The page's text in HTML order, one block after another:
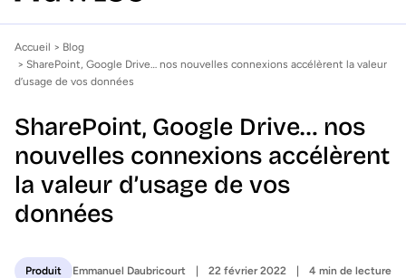
Accueil > Blog
> SharePoint, Google Drive… nos nouvelles connexions accélèrent la valeur
d’usage de vos données
SharePoint, Google Drive… nos
nouvelles connexions accélèrent
la valeur d’usage de vos
données
Produit Emmanuel Daubricourt 22 février 2022 4 min de lecture